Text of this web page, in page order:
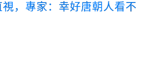
，專家：幸好唐朝人看不